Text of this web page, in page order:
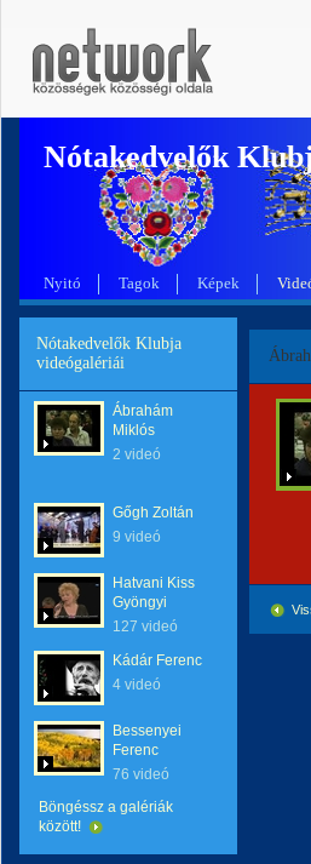
Nótakedvelők
Nyitó Tagok Képek
Nótakedvelők Klubja
videógalériái
Ábrahám
Miklós
2 videó
Gőgh Zoltán
9 videó
Hatvani Kiss
Gyöngyi
127 videó
Kádár Ferenc
4 videó
Bessenyei
Ferenc
76 videó
Böngéssz a galériák
között!